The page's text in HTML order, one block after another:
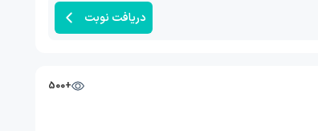
دریافت نوبت
+500